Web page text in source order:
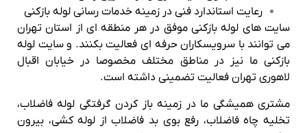
رعایت استاندارد فنی در زمینه خدمات رسانی لوله بازکنی
سایت های لوله بازکنی موفق در هر منطقه ای از استان تهران
می توانند با سرویسکاران حرفه ای فعالیت بکنند. و سایت لوله
بازکنی ما نیز در مناطق مختلف مخصوصا در خیابان اقبال
لاهوری تهران فعالیت تضمینی داشته است.
مشتری همیشگی ما در زمینه باز کردن گرفتگی لوله فاضلاب،
تخلیه چاه فاضلاب، رفع بوی بد فاضلاب از لوله کشی، بیرون